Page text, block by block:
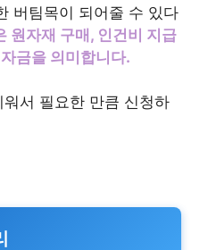
버팀목이 되어줄 수 있다
원자재 구매, 인건비 지급
금을 의미합니다.
서 필요한 만큼 신청하